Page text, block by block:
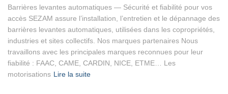
Barrières levantes automatiques — Sécurité et fiabilité pour vos
accès SEZAM assure l’installation, l’entretien et le dépannage des
barrières levantes automatiques, utilisées dans les copropriétés,
industries et sites collectifs. Nos marques partenaires Nous
travaillons avec les principales marques reconnues pour leur
fiabilité : FAAC, CAME, CARDIN, NICE, ETME… Les
motorisations Lire la suite